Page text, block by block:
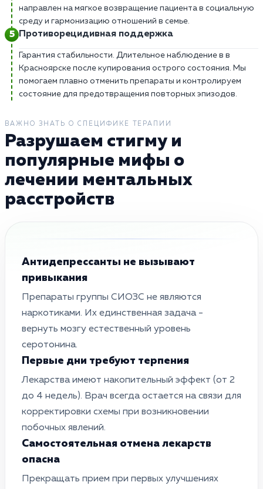
направлен на мягкое возвращение пациента в социальную
среду и гармонизацию отношений в семье.
Противорецидивная поддержка
Гарантия стабильности. Длительное наблюдение в в
Красноярске после купирования острого состояния. Мы
помогаем плавно отменить препараты и контролируем
состояние для предотвращения повторных эпизодов.
ВАЖНО ЗНАТЬ О СПЕЦИФИКЕ ТЕРАПИИ
Разрушаем стигму и
популярные мифы о
лечении ментальных
расстройств
Антидепрессанты не вызывают
привыкания
Препараты группы СИОЗС не являются
наркотиками. Их единственная задача -
вернуть мозгу естественный уровень
серотонина.
Первые дни требуют терпения
Лекарства имеют накопительный эффект (от 2
до 4 недель). Врач всегда остается на связи для
корректировки схемы при возникновении
побочных явлений.
Самостоятельная отмена лекарств
опасна
Прекращать прием при первых улучшениях